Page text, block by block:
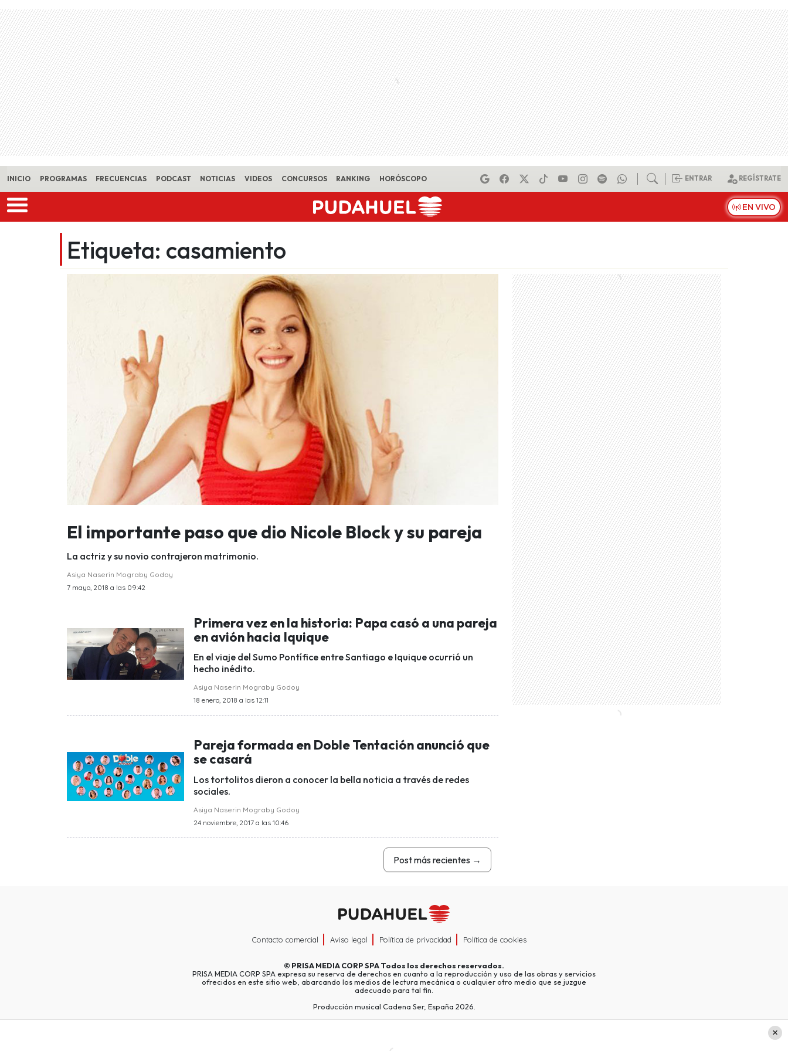
Skip to main content
INICIO PROGRAMAS FRECUENCIAS PODCAST NOTICIAS VIDEOS CONCURSOS RANKING HORÓSCOPO ENTRAR REGÍSTRATE
EN VIVO
Etiqueta: casamiento
El importante paso que dio Nicole Block y su pareja
La actriz y su novio contrajeron matrimonio.
Asiya Naserin Mograby Godoy
7 mayo, 2018 a las 09:42
Primera vez en la historia: Papa casó a una pareja
en avión hacia Iquique
En el viaje del Sumo Pontífice entre Santiago e Iquique ocurrió un
hecho inédito.
Asiya Naserin Mograby Godoy
18 enero, 2018 a las 12:11
Pareja formada en Doble Tentación anunció que
se casará
Los tortolitos dieron a conocer la bella noticia a través de redes
sociales.
Asiya Naserin Mograby Godoy
24 noviembre, 2017 a las 10:46
Post más recientes →
Contacto comercial Aviso legal Política de privacidad Política de cookies
© PRISA MEDIA CORP SPATodos los derechos reservados.
PRISA MEDIA CORP SPA expresa su reserva de derechos en cuanto a la reproducción y uso de las obras y servicios
ofrecidos en este sitio web, abarcando los medios de lectura mecánica o cualquier otro medio que se juzgue
adecuado para tal fin.
Producción musical Cadena Ser, España 2026.